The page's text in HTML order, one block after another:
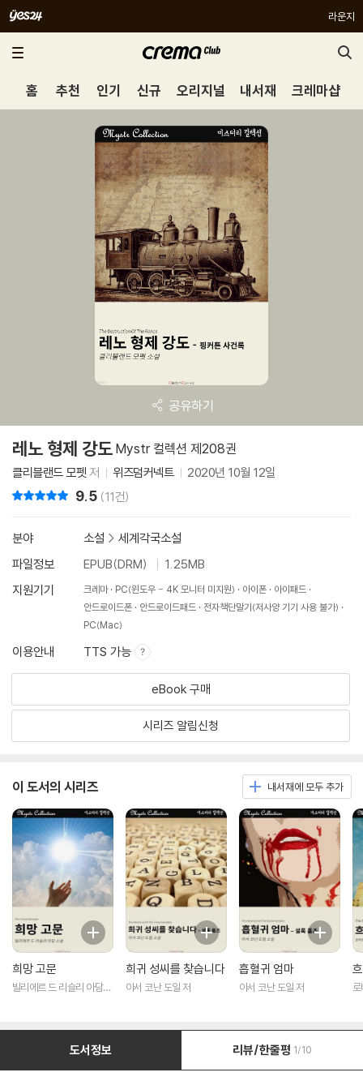
라운지
홈 추천 인기 신규 오리지널 내서재 크레마샵
공유하기
레노 형제 강도 Mystr 컬렉션 제208권
클리블랜드 모펫 저 위즈덤커넥트 2020년 10월 12일
9.5 (11건)
분야 소설 > 세계각국소설
파일정보
EPUB(DRM)
1.25MB
지원기기
크레마 PC(윈도우 - 4K 모니터 미지원) 아이폰
아이패드
안드로이드폰
안드로이드패드
전자책단말기(저사양 기기 사용 불가)
PC(Mac)
이용안내 TTS 가능
eBook 구매
시리즈 알림신청
이 도서의 시리즈 내서재에 모두 추가
희망 고문
빌리에르 드 리슬리 아담
희귀 성씨를 찾습니다
아서 코난 도일 저
흡혈귀 엄마
아서 코난 도일 저
도서정보 리뷰/한줄평 1/10